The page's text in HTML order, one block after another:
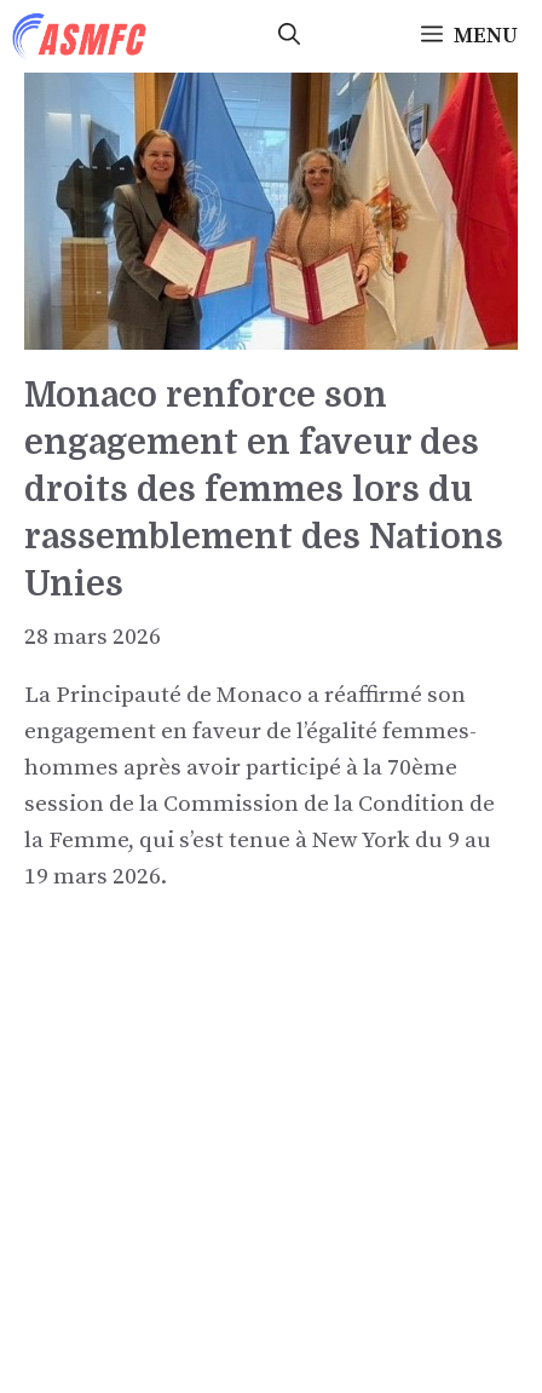
Aller
au
MENU
Monaco renforce son
engagement en faveur des
droits des femmes lors du
rassemblement des Nations
Unies
28 mars 2026
La Principauté de Monaco a réaffirmé son
engagement en faveur de l’égalité femmes-
hommes après avoir participé à la 70ème
session de la Commission de la Condition de
la Femme, qui s’est tenue à New York du 9 au
19 mars 2026.